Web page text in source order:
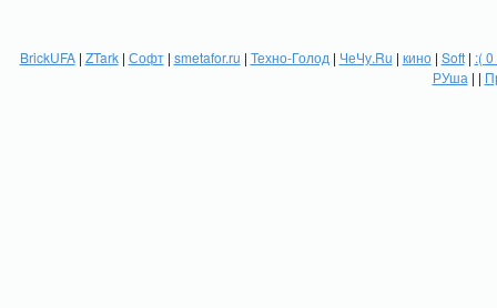
BrickUFA| ZTark| Софт| smetafor.ru | Техно-Голод | ЧеЧу.Ru | кино| Soft| :(
РУша | |